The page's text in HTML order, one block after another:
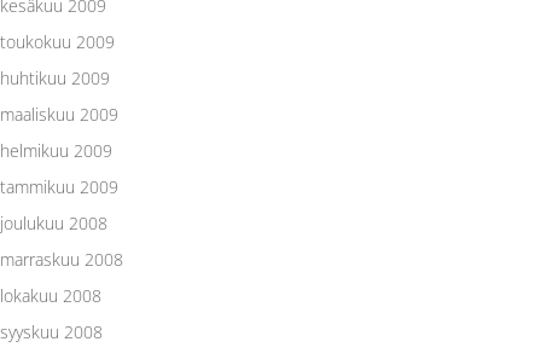
kesäkuu 2009
toukokuu 2009
huhtikuu 2009
maaliskuu 2009
helmikuu 2009
tammikuu 2009
joulukuu 2008
marraskuu 2008
lokakuu 2008
syyskuu 2008